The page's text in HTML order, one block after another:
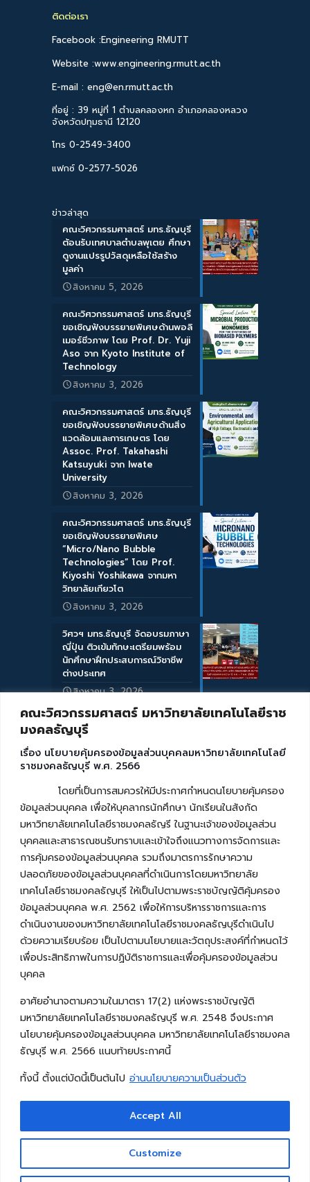
คณะวิศวกรรมศาสตร์ มหาวิทยาลัยเทคโนโลยีราช
มงคลธัญบุรี
เรื่อง นโยบายคุ้มครองข้อมูลส่วนบุคคลมหาวิทยาลัยเทคโนโลยี
ราชมงคลธัญบุรี พ.ศ. 2566
โดยที่เป็นการสมควรให้มีประกาศกำหนดนโยบายคุ้มครอง
ข้อมูลส่วนบุคคล เพื่อให้บุคลากรนักศึกษา นักเรียนในสังกัด
มหาวิทยาลัยเทคโนโลยีราชมงคลธัญรี ในฐานะเจ้าของข้อมูลส่วน
บุคคลและสาธารณชนรับทราบและเข้าใจถึงแนวทางการจัดการและ
การคุ้มครองข้อมูลส่วนบุคคล รวมถึงมาตรการรักษาความ
ปลอดภัยของข้อมูลส่วนบุคคลที่ดำเนินการโดยมหาวิทยาลัย
เทคโนโลยีราชมงคลธัญบุรี ให้เป็นไปตามพระราชบัญญัติคุ้มครอง
ข้อมูลส่วนบุคคล พ.ศ. 2562 เพื่อให้การบริหารราชการและการ
ดำเนินงานของมหาวิทยาลัยเทคโนโลยีราชมงคลธัญบุรีดำเนินไป
ด้วยความเรียบร้อย เป็นไปตามนโยบายและวัตถุประสงค์ที่กำหนดไว้
เพื่อประสิทธิภาพในการปฏิบัติราชการและเพื่อคุ้มครองข้อมูลส่วน
บุคคล
อาศัยอำนาจตามความในมาตรา 17(2) แห่งพระราชบัญญัติ
มหาวิทยาลัยเทคโนโลยีราชมงคลธัญบุรี พ.ศ. 2548 จึงประกาศ
นโยบายคุ้มครองข้อมูลส่วนบุคคล มหาวิทยาลัยเทคโนโลยีราชมงคล
ธัญบุรี พ.ศ. 2566 แนบท้ายประกาศนี้
ทั้งนี้ ตั้งแต่บัดนี้เป็นต้นไป อ่านนโยบายความเป็นส่วนตัว
Customize
Accept All
ติดต่อเรา
Facebook :Engineering RMUTT
Website :www.engineering.rmutt.ac.th
E-mail : eng@en.rmutt.ac.th
ที่อยู่ : 39 หมู่ที่ 1 ตำบลคลองหก อำเภอคลองหลวง
จังหวัดปทุมธานี 12120
โทร 0-2549-3400
แฟกซ์ 0-2577-5026
ข่าวล่าสุด
คณะวิศวกรรมศาสตร์ มทร.ธัญบุรี
ต้อนรับเทศบาลตำบลพุเตย ศึกษา
ดูงานแปรรูปวัสดุเหลือใช้สร้าง
มูลค่า
สิงหาคม 5, 2026
คณะวิศวกรรมศาสตร์ มทร.ธัญบุรี
ขอเชิญฟังบรรยายพิเศษด้านพอลิ
เมอร์ชีวภาพ โดย Prof. Dr. Yuji
Aso จาก Kyoto Institute of
Technology
สิงหาคม 3, 2026
คณะวิศวกรรมศาสตร์ มทร.ธัญบุรี
ขอเชิญฟังบรรยายพิเศษด้านสิ่ง
แวดล้อมและการเกษตร โดย
Assoc. Prof. Takahashi
Katsuyuki จาก Iwate
University
สิงหาคม 3, 2026
คณะวิศวกรรมศาสตร์ มทร.ธัญบุรี
ขอเชิญฟังบรรยายพิเศษ
“Micro/Nano Bubble
Technologies” โดย Prof.
Kiyoshi Yoshikawa จากมหา
วิทยาลัยเกียวโต
สิงหาคม 3, 2026
วิศวฯ มทร.ธัญบุรี จัดอบรมภาษา
ญี่ปุ่น ติวเข้มทักษะเตรียมพร้อม
นักศึกษาฝึกประสบการณ์วิชาชีพ
ต่างประเทศ
สิงหาคม 3, 2026
Copyright © 2026 คณะวิศวกรรมศาสตร์ มหาวิทยาลัย
เทคโนโลยีราชมงคลธัญบุรี